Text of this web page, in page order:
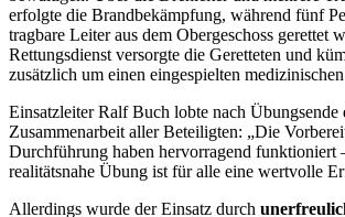
erfolgte die Brandbekämpfung, während fünf
tragbare Leiter aus dem Obergeschoss gerettet
Rettungsdienst versorgte die Geretteten und
zusätzlich um einen eingespielten
Einsatzleiter Ralf Buch lobte nach Übungsende
Zusammenarbeit aller Beteiligten: „Die
Durchführung haben hervorragend funktioniert
realitätsnahe Übung ist für alle eine wertvolle
Allerdings wurde der Einsatz durch